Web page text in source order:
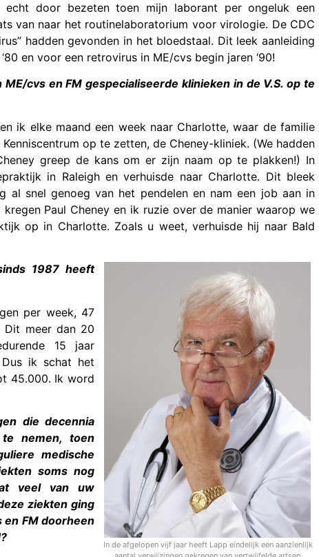
door bezeten toen mijn laborant per ongeluk een
van naar het routinelaboratorium voor virologie. De CDC
hadden gevonden in het bloedstaal. Dit leek aanleiding
en voor een retrovirus in ME/cvs begin jaren ‘90!
cvs en FM gespecialiseerde klinieken in de V.S. op te
ik elke maand een week naar Charlotte, waar de familie
op te zetten, de Cheney-kliniek. (We hadden
greep de kans om er zijn naam op te plakken!) In
in Raleigh en verhuisde naar Charlotte. Dit bleek
al snel genoeg van het pendelen en nam een job aan in
Paul Cheney en ik ruzie over de manier waarop we
op in Charlotte. Zoals u weet, verhuisde hij naar Bald
In de afgelopen vijf jaar heeft Lapp eindelijk een aanzienlijk
1987 heeft
per week, 47
Dit meer dan 20
15 jaar
ik schat het
45.000. Ik word
die decennia
nemen, toen
medische
soms nog
veel van uw
ziekten ging
en FM doorheen